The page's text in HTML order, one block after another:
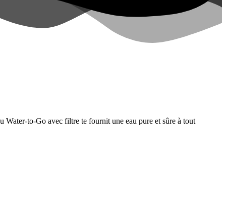
Water-to-Go avec filtre te fournit une eau pure et sûre à tout